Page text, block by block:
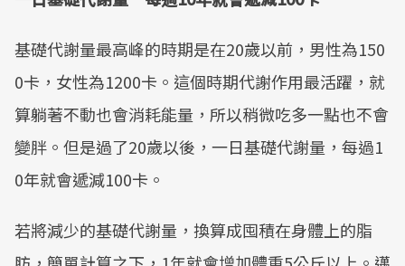
基礎代謝量最高峰的時期是在20歲以前，男性為150
0卡，女性為1200卡。這個時期代謝作用最活躍，就
算躺著不動也會消耗能量，所以稍微吃多一點也不會
變胖。但是過了20歲以後，一日基礎代謝量，每過1
0年就會遞減100卡。
若將減少的基礎代謝量，換算成囤積在身體上的脂